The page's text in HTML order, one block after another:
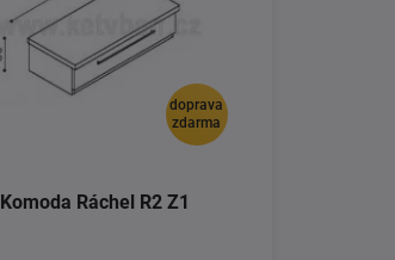
doprava
zdarma
Komoda Ráchel R2 Z1